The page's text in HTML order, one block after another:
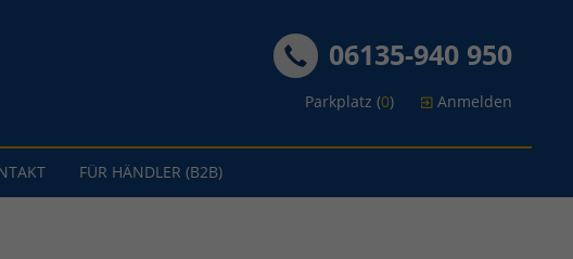
06135-940 950
Parkplatz (0) Anmelden
FÜR HÄNDLER (B2B)